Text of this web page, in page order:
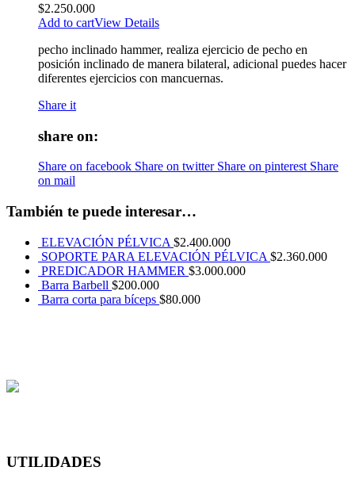
$2.250.000
Add to cartView Details
pecho inclinado hammer, realiza ejercicio de pecho en
posición inclinado de manera bilateral, adicional puedes hacer
diferentes ejercicios con mancuernas.
Share it
share on:
Share on facebook Share on twitter Share on pinterest Share
on mail
También te puede interesar…
ELEVACIÓN PÉLVICA $2.400.000
SOPORTE PARA ELEVACIÓN PÉLVICA $2.360.000
PREDICADOR HAMMER $3.000.000
Barra Barbell $200.000
Barra corta para bíceps $80.000
UTILIDADES